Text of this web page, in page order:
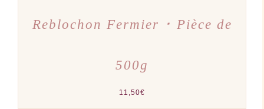
Reblochon Fermier ･ Pièce de
500g
11,50€